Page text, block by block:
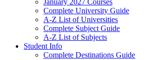
January 2027 Courses
Complete University Guide
A-Z List of Universities
Complete Subject Guide
A-Z List of Subjects
Student Info
Complete Destinations Guide